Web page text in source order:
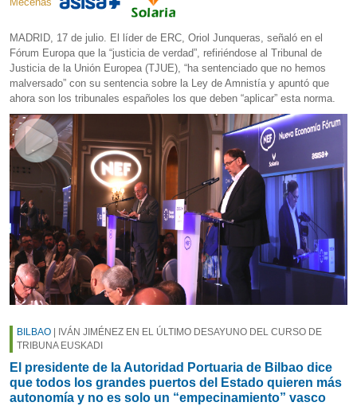
BILBAO | IVÁN JIMÉNEZ EN EL ÚLTIMO DESAYUNO DEL CURSO DE
TRIBUNA EUSKADI
El presidente de la Autoridad Portuaria de Bilbao dice
que todos los grandes puertos del Estado quieren más
autonomía y no es solo un “empecinamiento” vasco
Mecenas
MADRID, 17 de julio. El líder de ERC, Oriol Junqueras, señaló en el
Fórum Europa que la “justicia de verdad”, refiriéndose al Tribunal de
Justicia de la Unión Europea (TJUE), “ha sentenciado que no hemos
malversado” con su sentencia sobre la Ley de Amnistía y apuntó que
ahora son los tribunales españoles los que deben “aplicar” esta norma.